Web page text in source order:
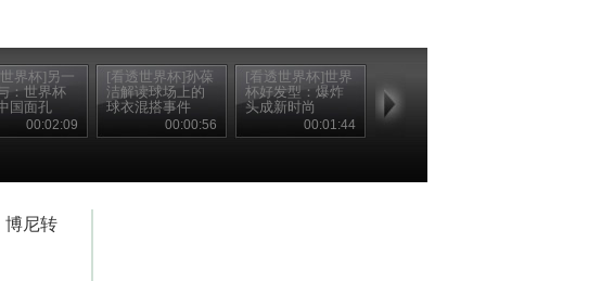
界杯]另一
：世界杯
国面孔
00:02:09
[看透世界杯]孙葆
洁解读球场上的
球衣混搭事件
00:00:56
[看透世界杯]世界
杯好发型：爆炸
头成新时尚
00:01:44
博尼转